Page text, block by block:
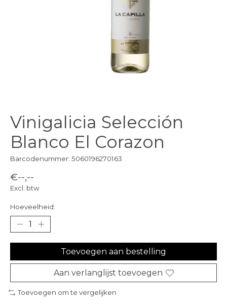
Vinigalicia Selección
Blanco El Corazon
Barcodenummer: 5060196270163
€--,--
Excl. btw
Hoeveelheid:
Toevoegen aan bestelling
Aan verlanglijst toevoegen
Toevoegen om te vergelijken